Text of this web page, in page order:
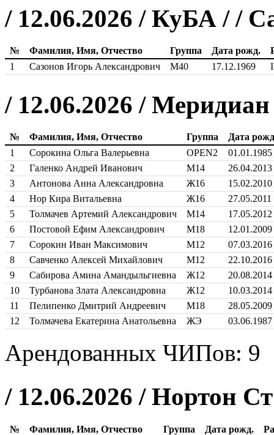
/ 12.06.2026 / КуБА / /
№ Фамилия, Имя, Отчество Группа Дата рожд.
1
Сазонов Игорь Александрович М40 17.12.1969
/ 12.06.2026 /
№ Фамилия, Имя, Отчество Группа
Дата
1
Сорокина Ольга Валерьевна OPEN2
01.01.1985
2
Галенко Андрей Иванович М14
26.04.2013
3
Антонова Анна Александровна Ж16
15.02.2010
4
Нор Кира Витальевна Ж16
27.05.2011
5
Толмачев Артемий Александрович М14
17.05.2012
6
Постовой Ефим Александрович М18
12.01.2009
7
Сорокин Иван Максимович М12
07.03.2016
8
Савченко Алексей Михайлович М12
22.10.2016
9
Сабирова Амина Амандыльгиевна Ж12
20.08.2014
10
Турбанова Злата Александровна Ж12
10.03.2014
11
Пелипенко Дмитрий Андреевич М18
28.05.2009
12
Толмачева Екатерина Анатольевна ЖЭ 03.06.1987
Арендованных ЧИПов: 9
/ 12.06.2026 / Нортон
№ Фамилия, Имя, Отчество Группа Дата рожд.